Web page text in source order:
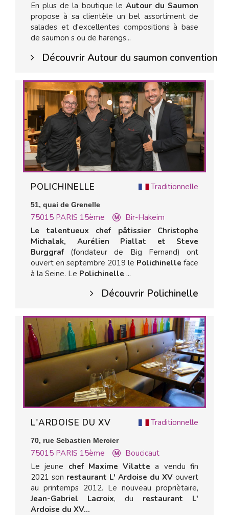
En plus de la boutique le Autour du Saumon
propose à sa clientèle un bel assortiment de
salades et d'excellentes compositions à base
de saumon s ou de harengs...
Découvrir Autour du saumon convention
Traditionnelle
POLICHINELLE
51, quai de Grenelle
75015 PARIS 15ème
Bir-Hakeim
Le talentueux chef pâtissier Christophe
Michalak, Aurélien Piallat et Steve
Burggraf(fondateur de Big Fernand) ont
ouvert en septembre 2019 le Polichinelle face
à la Seine. Le Polichinelle ...
Découvrir Polichinelle
Traditionnelle
L'ARDOISE DU XV
70, rue Sebastien Mercier
75015 PARIS 15ème
Boucicaut
Le jeune chef Maxime Vilatte a vendu fin
2021 son restaurant L' Ardoise du XV ouvert
au printemps 2012. Le nouveau propriètaire,
Jean-Gabriel Lacroix, du restaurant L'
Ardoise du XV...